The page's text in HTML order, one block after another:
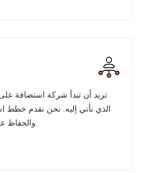
تريد أن تبدأ شركة استضافة
الذي نأتي إليه. نحن نقدم خطط